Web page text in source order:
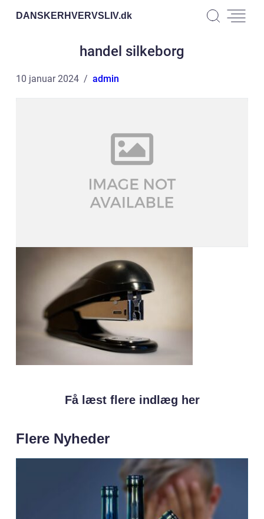
DANSKERHVERVSLIV.dk
handel silkeborg
10 januar 2024 admin
Få læst flere indlæg her
Flere Nyheder